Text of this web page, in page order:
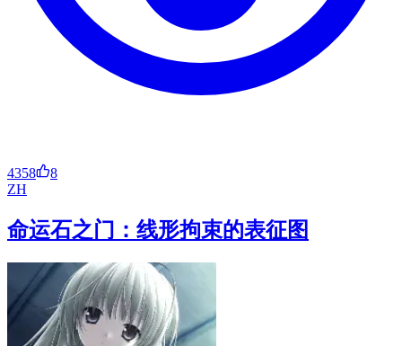
4358
8
ZH
命运石之门：线形拘束的表征图